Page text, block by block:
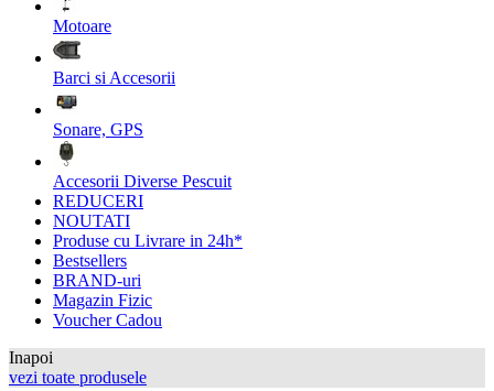
Motoare
Barci si Accesorii
Sonare, GPS
Accesorii Diverse Pescuit
REDUCERI
NOUTATI
Produse cu Livrare in 24h*
Bestsellers
BRAND-uri
Magazin Fizic
Voucher Cadou
Inapoi
vezi toate produsele